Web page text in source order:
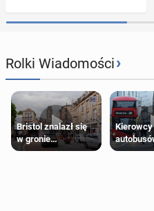
Rolki Wiadomości›
Bristol znalazł się
w gronie
najlepszych
Kierowcy
Londynie